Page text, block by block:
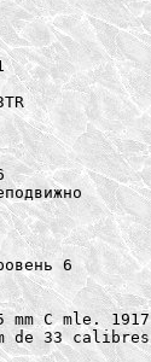
6
C mle. 1917
de 33 calibres